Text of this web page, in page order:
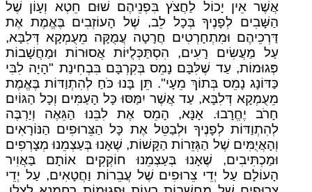
אֲשֶׁר אֵין יָכוֹל לַחֲצֹץ בִּפְנֵיהֶם שׁוּם חֵטְא וְעָוֹן שֶׁל
הַשָּׁבִים לְפָנֶיךָ בְּכָל לֵב, שֶׁל הָעוֹזְבִים בֶּאֱמֶת אֶת
דַּרְכֵיהֶם וּמִתְחָרְטִים חֲרָטָה עֲמֻקָּה מֵעֻמְקָא דְּלִבָּא,
עַל מַעֲשִׂים רָעִים, הִסְתַּכְּלֻיּוֹת אֲסוּרוֹת וּמַחֲשָׁבוֹת
פְּגוּמוֹת, עַד שֶׁלִּבָּם נָמֵס בְּקִרְבָּם בִּבְחִינַת "הָיָה לִבִּי
כַּדּוֹנָג נָמֵס בְּתוֹךְ מֵעָי". תֵּן בָּנוּ כֹּחַ לְהִתְוַדּוֹת בֶּאֱמֶת
מֵעֻמְקָא דְּלִבָּא, עַד אֲשֶׁר יִמַּסּוּ כָּל הָעַמִּים וְכָל הַגּוֹיִם
חָרֹב יֶחֱרָבוּ. אָנָּא, הָמֵס אֶת לִבֵּנוּ הַגֵּאֶה וְיַרְבֶּה
לְהִתְוַדּוֹת לְפָנֶיךָ וּלְבַטֵּל אֶת כָּל הַצֵּרוּפִים הַנּוֹרָאִים
וְהָאֲיֻמִּים שֶׁל הַגְּזֵרוֹת הַקָּשׁוֹת, שֶׁאָנוּ בְּעַצְמֵנוּ מְצָרְפִים
וּמַכְתִּיבִים, שֶׁאָנוּ בְּעַצְמֵנוּ חוֹקְקִים אוֹתָם בַּאֲוִיר
הָעוֹלָם עַל יְדֵי צֵרוּפִים שֶׁל עֲבֵרוֹת וַחֲטָאִים, עַל יְדֵי